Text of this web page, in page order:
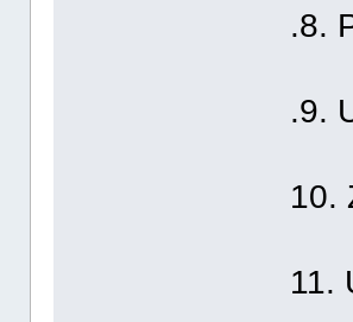
.8.
.9.
10.
11.